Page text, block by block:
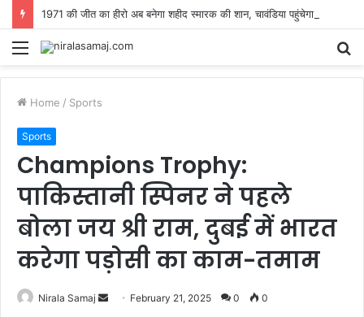
Menu
Home / Sports
Sports
Champions Trophy:
पाकिस्तानी स्पिनर ने पहले
बोला जय श्री राम, दुबई में भारत
करेगा पड़ोसी का काम-तमाम
Nirala Samaj
Send February 21, 2025 0 0